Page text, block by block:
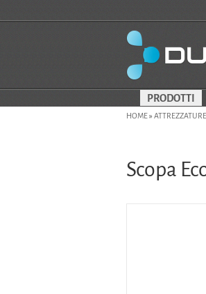
PRODOTTI
HOME» ATTREZZATURE
Scopa